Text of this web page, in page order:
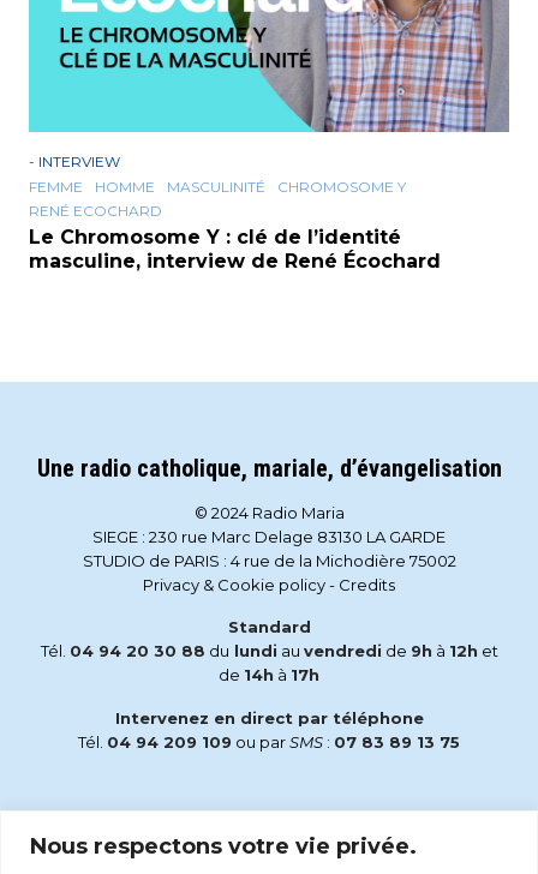
Nous respectons votre vie privée.
- INTERVIEW
FEMME
HOMME MASCULINITÉ
CHROMOSOME Y
RENÉ ECOCHARD
Le Chromosome Y : clé de l’identité
masculine, interview de René Écochard
Une radio catholique, mariale, d’évangelisation
© 2024 Radio Maria
SIEGE : 230 rue Marc Delage 83130 LA GARDE
STUDIO de PARIS : 4 rue de la Michodière 75002
Privacy & Cookie policy- Credits
Standard
Tél. 04 94 20 30 88 du lundi au vendredi de 9h à 12h et
de 14h à 17h
Intervenez en direct par téléphone
Tél. 04 94 209 109 ou parSMS : 07 83 89 13 75
accueil@radiomaria.fr